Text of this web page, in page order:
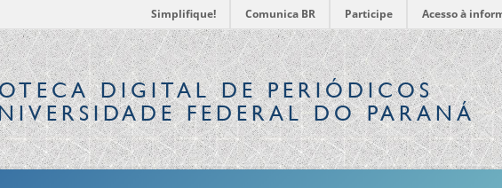
Simplifique! Comunica BR Participe Acesso à
DIGITALDE PERIÓDICOS
FEDERAL DO PARANÁ